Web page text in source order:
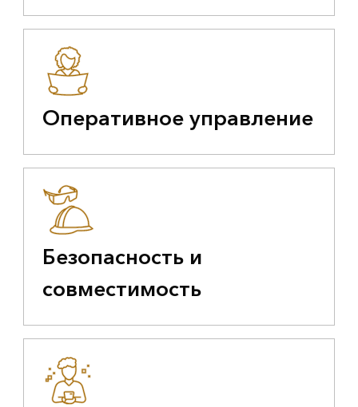
Оперативное управление
Безопасность и
совместимость